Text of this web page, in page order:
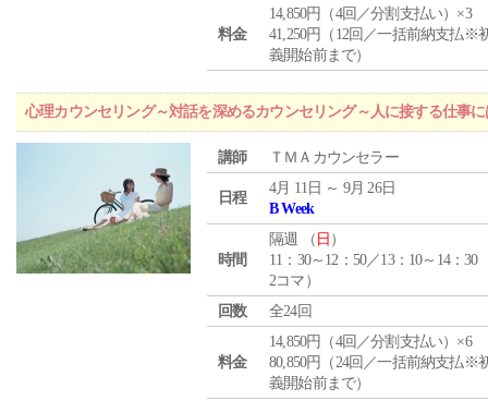
料金
14,850円（4回／分割支払い）×3
41,250円（12回／一括前納支払※
義開始前まで）
心理カウンセリング～対話を深めるカウンセリング～人に接する仕事
講師 ＴＭＡカウンセラー
日程
4月 11日 ～ 9月 26日
B Week
時間
隔週 （ 日 ）
11：30～12：50／13：10～14：30
2コマ）
回数
全24回
料金
14,850円（4回／分割支払い）×6
80,850円（24回／一括前納支払※
義開始前まで）